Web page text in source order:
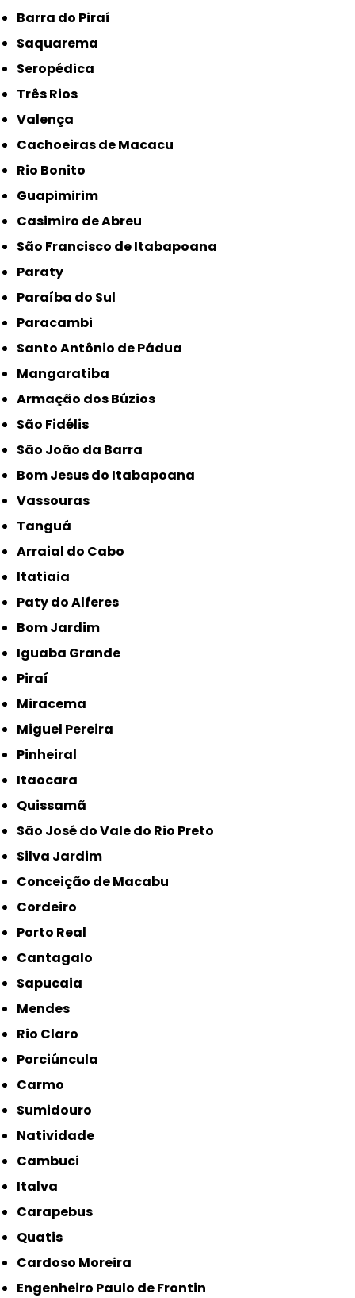
Barra do Piraí
Saquarema
Seropédica
Três Rios
Valença
Cachoeiras de Macacu
Rio Bonito
Guapimirim
Casimiro de Abreu
São Francisco de Itabapoana
Paraty
Paraíba do Sul
Paracambi
Santo Antônio de Pádua
Mangaratiba
Armação dos Búzios
São Fidélis
São João da Barra
Bom Jesus do Itabapoana
Vassouras
Tanguá
Arraial do Cabo
Itatiaia
Paty do Alferes
Bom Jardim
Iguaba Grande
Piraí
Miracema
Miguel Pereira
Pinheiral
Itaocara
Quissamã
São José do Vale do Rio Preto
Silva Jardim
Conceição de Macabu
Cordeiro
Porto Real
Cantagalo
Sapucaia
Mendes
Rio Claro
Porciúncula
Carmo
Sumidouro
Natividade
Cambuci
Italva
Carapebus
Quatis
Cardoso Moreira
Engenheiro Paulo de Frontin